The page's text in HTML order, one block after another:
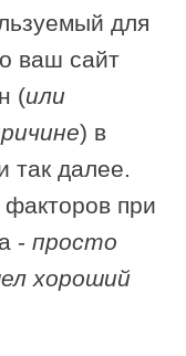
для
ваш сайт
(или
) в
так далее.
при
- просто
хороший